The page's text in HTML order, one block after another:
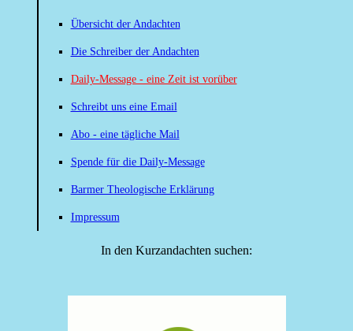
Übersicht der Andachten
Die Schreiber der Andachten
Daily-Message - eine Zeit ist vorüber
Schreibt uns eine Email
Abo - eine tägliche Mail
Spende für die Daily-Message
Barmer Theologische Erklärung
Impressum
In den Kurzandachten suchen: